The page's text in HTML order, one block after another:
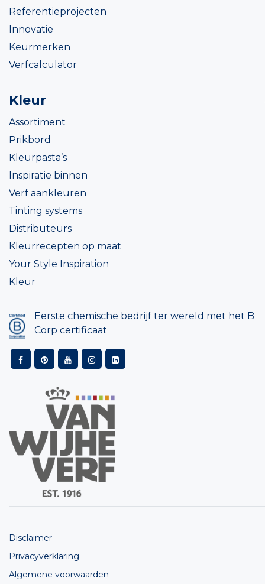
Referentieprojecten
Innovatie
Keurmerken
Verfcalculator
Kleur
Assortiment
Prikbord
Kleurpasta’s
Inspiratie binnen
Verf aankleuren
Tinting systems
Distributeurs
Kleurrecepten op maat
Your Style Inspiration
Kleur
Eerste chemische bedrijf ter wereld met het B
Corp certificaat
Disclaimer
Privacyverklaring
Algemene voorwaarden